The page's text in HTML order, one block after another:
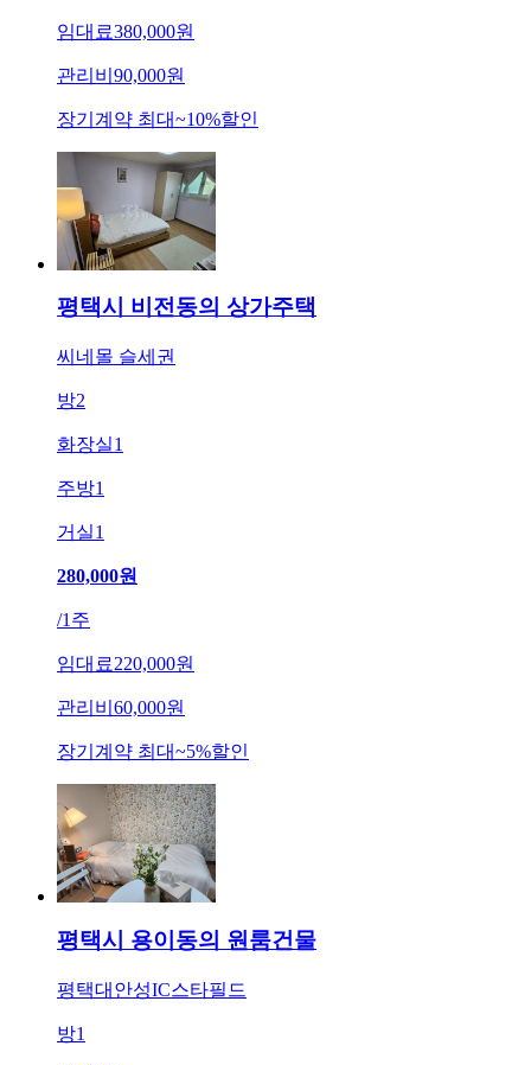
임대료380,000원
관리비 90,000원
장기계약 최대~10%할인
평택시 비전동의 상가주택
씨네몰 슬세권
방2
화장실1
주방1
거실1
280,000원
/1주
임대료220,000원
관리비 60,000원
장기계약 최대~5%할인
평택시 용이동의 원룸건물
평택대안성IC스타필드
방1